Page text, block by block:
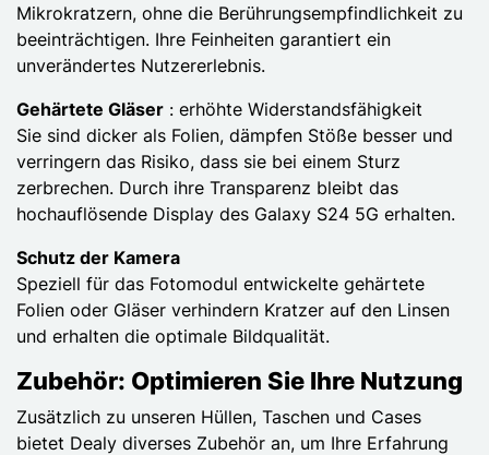
Mikrokratzern, ohne die Berührungsempfindlichkeit zu
beeinträchtigen. Ihre Feinheiten garantiert ein
unverändertes Nutzererlebnis.
Gehärtete Gläser : erhöhte Widerstandsfähigkeit
Sie sind dicker als Folien, dämpfen Stöße besser und
verringern das Risiko, dass sie bei einem Sturz
zerbrechen. Durch ihre Transparenz bleibt das
hochauflösende Display des Galaxy S24 5G erhalten.
Schutz der Kamera
Speziell für das Fotomodul entwickelte gehärtete
Folien oder Gläser verhindern Kratzer auf den Linsen
und erhalten die optimale Bildqualität.
Zubehör: Optimieren Sie Ihre Nutzung
Zusätzlich zu unseren Hüllen, Taschen und Cases
bietet Dealy diverses Zubehör an, um Ihre Erfahrung